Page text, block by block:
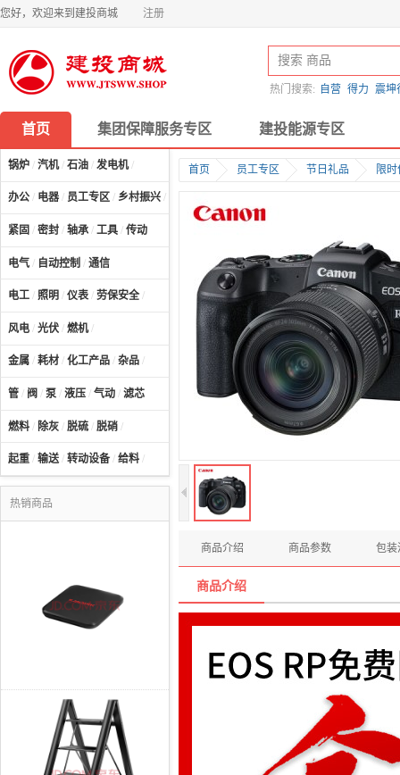
您好，欢迎来到建投商城 注册
热门搜索: 自营 得力 震坤
首页 集团保障服务专区 建投能源专区
锅炉 / 汽机/ 石油 / 发电机/
办公 / 电器 / 员工专区 / 乡村振兴 /
紧固 / 密封 / 轴承 / 工具 / 传动
电气 / 自动控制 / 通信
电工 / 照明 / 仪表 / 劳保安全 /
风电 / 光伏 / 燃机/
金属 / 耗材 / 化工产品 / 杂品 /
管 / 阀 / 泵 / 液压 / 气动 / 滤芯
燃料 / 除灰 / 脱硫 / 脱硝 /
起重 / 输送/ 转动设备 / 给料 /
热销商品
首页 员工专区 节日礼品 限
商品介绍 商品参数 包装
商品介绍